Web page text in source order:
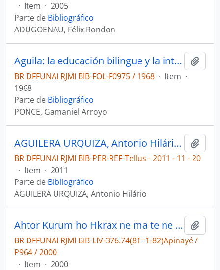
· Item · 2005
Parte de Bibliográfico
ADUGOENAU, Félix Rondon
Aguila: la educación bilingue y la integracion socio-economica del aborigen de la selva.
BR DFFUNAI RJMI BIB-FOL-F0975 / 1968 · Item ·
1968
Parte de Bibliográfico
PONCE, Gamaniel Arroyo
AGUILERA URQUIZA, Antonio Hilário; NASCIMENTO, Adir Casaro; ESPÍNDOLA, Michely Aline Jorge. Jovens indígenas e o ensino superior em Mato Grosso do Sul desafios e perspectivas na busca por autonomia e respeito à diversidade [Tellus]
BR DFFUNAI RJMI BIB-PER-REF-Tellus - 2011 - 11 - 20
· Item · 2011
Parte de Bibliográfico
AGUILERA URQUIZA, Antonio Hilário
Ahtor Kurum ho Hkrax ne ma te ne Xore Kamã Hatuj
BR DFFUNAI RJMI BIB-LIV-376.74(81=1-82)Apinayé /
P964 / 2000
· Item · 2000